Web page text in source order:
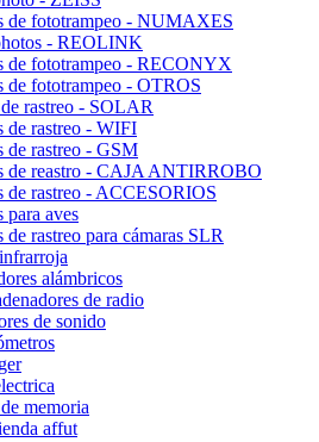
de fototrampeo - NUMAXES
- REOLINK
de fototrampeo - RECONYX
de fototrampeo - OTROS
rastreo - SOLAR
de rastreo - WIFI
de rastreo - GSM
de reastro - CAJA ANTIRROBO
de rastreo - ACCESORIOS
para aves
de rastreo para cámaras SLR
alámbricos
de radio
de sonido
memoria
affut